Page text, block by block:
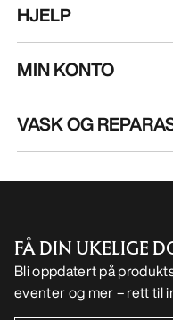
HJELP
MIN KONTO
VASK OG
FÅ DIN UKELIGE
Bli oppdatert på
eventer og mer – rett til